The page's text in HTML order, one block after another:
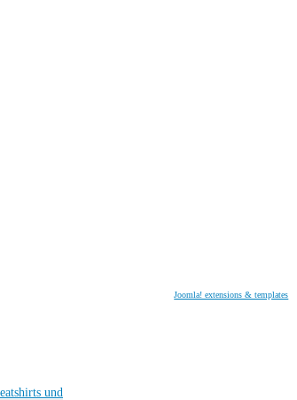
Joomla! extensions & templates
und